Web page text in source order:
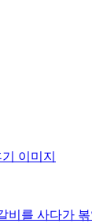
비를 사다가